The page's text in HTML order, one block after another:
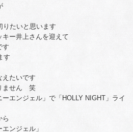
りたいと思います
ー井上さんを迎えて
す
す
えたいです
ません 笑
エンジェル」で「HOLLY NIGHT」ライ
ンジェル」